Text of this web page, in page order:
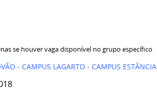
se houver vaga disponível no grupo específico
- CAMPUS LAGARTO - CAMPUS ESTÂNCIA